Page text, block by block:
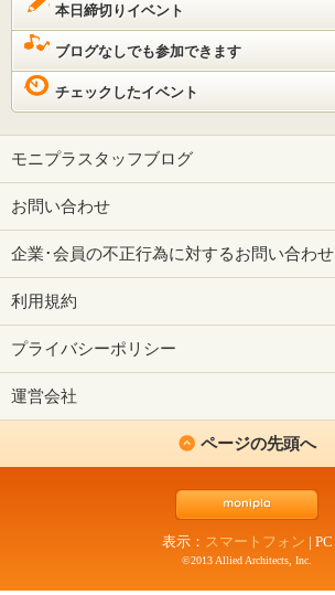
本日締切りイベント
ブログなしでも参加できます
チェックしたイベント
モニプラスタッフブログ
お問い合わせ
企業･会員の不正行為に対するお問い合わせ
利用規約
プライバシーポリシー
運営会社
ページの先頭へ
表示： スマートフォン | PC
©2013 Allied Architects, Inc.